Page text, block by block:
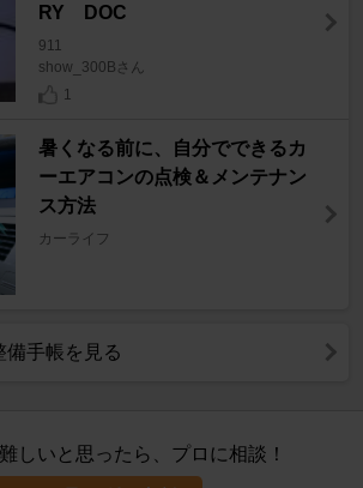
RY DOC
911
show_300Bさん
1
暑くなる前に、自分でできるカ
ーエアコンの点検＆メンテナン
ス方法
カーライフ
備手帳を見る
しいと思ったら、プロに相談！